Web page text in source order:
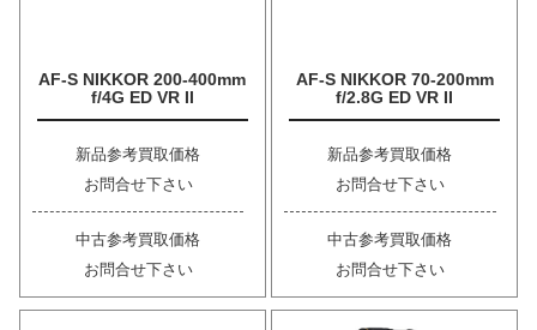
AF-S NIKKOR 200-400mm
f/4G ED VR II
新品参考買取価格
お問合せ下さい
中古参考買取価格
お問合せ下さい
AF-S NIKKOR 70-200mm
f/2.8G ED VR II
新品参考買取価格
お問合せ下さい
中古参考買取価格
お問合せ下さい